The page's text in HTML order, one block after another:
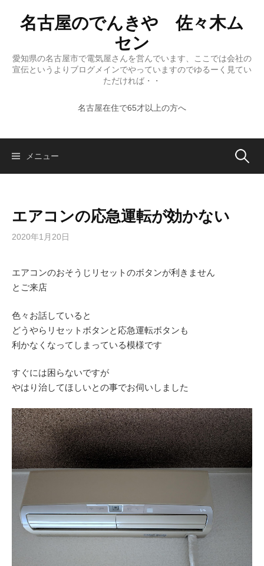
プ
名古屋のでんきや 佐々木ム
セン
愛知県の名古屋市で電気屋さんを営んでいます、ここでは会社の
宣伝というよりブログメインでやっていますのでゆるーく見てい
ただければ・・
名古屋在住で65才以上の方へ
メニュー 検
エアコンの応急運転が効かない
2020年1月20日
エアコンのおそうじリセットのボタンが利きません
とご来店
色々お話していると
どうやらリセットボタンと応急運転ボタンも
利かなくなってしまっている模様です
すぐには困らないですが
やはり治してほしいとの事でお伺いしました